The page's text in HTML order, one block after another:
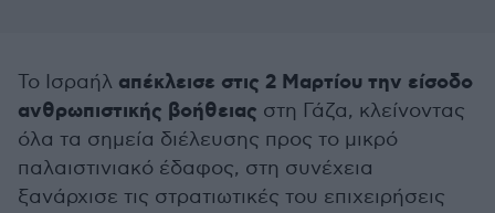
Το Ισραήλ απέκλεισε στις 2 Μαρτίου την είσοδο
ανθρωπιστικής βοήθειας στη Γάζα, κλείνοντας
όλα τα σημεία διέλευσης προς το μικρό
παλαιστινιακό έδαφος, στη συνέχεια
ξανάρχισε τις στρατιωτικές του επιχειρήσεις